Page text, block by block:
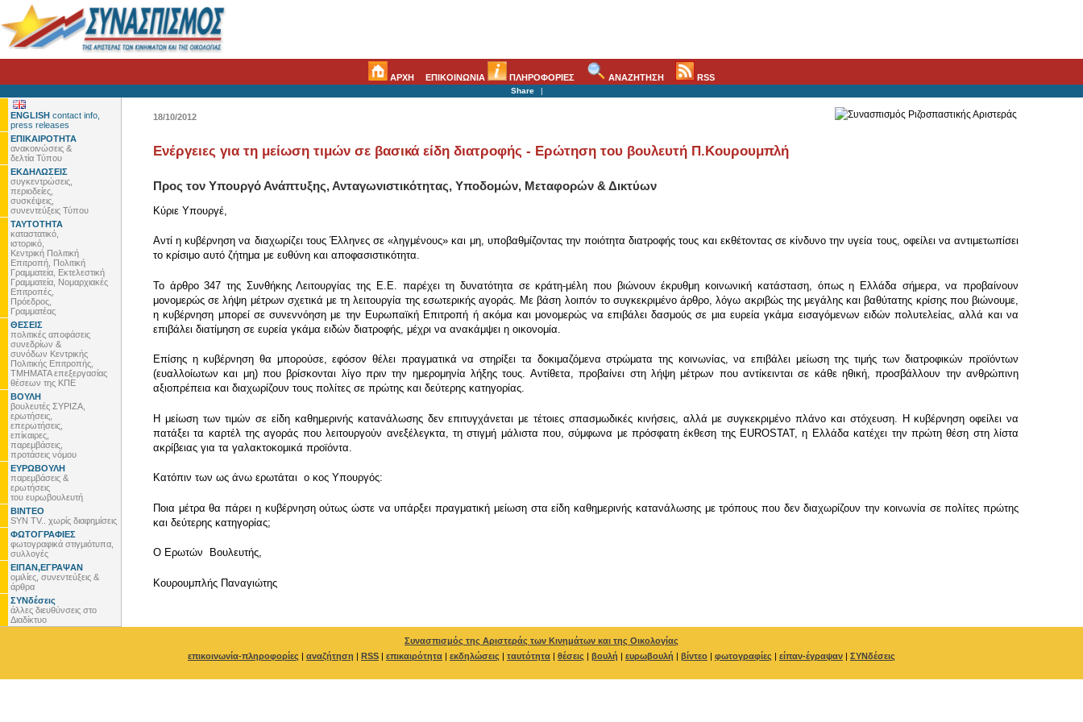
ΑΡΧΗ ΕΠΙΚΟΙΝΩΝΙΑ ΠΛΗΡΟΦΟΡΙΕΣ ΑΝΑΖΗΤΗΣΗ RSS
Share |
ENGLISH contact info,
press releases
ΕΠΙΚΑΙΡΟΤΗΤΑ
ανακοινώσεις &
δελτία Τύπου
ΕΚΔΗΛΩΣΕΙΣ
συγκεντρώσεις,
περιοδείες,
συσκέψεις,
συνεντεύξεις Τύπου
ΤΑΥΤΟΤΗΤΑ
καταστατικό,
ιστορικό,
Κεντρική Πολιτική
Επιτροπή, Πολιτική
Γραμματεία, Εκτελεστική
Γραμματεία, Νομαρχιακές
Επιτροπές,
Πρόεδρος,
Γραμματέας
ΘΕΣΕΙΣ
πολιτικές αποφάσεις
συνεδρίων &
συνόδων Κεντρικής
Πολιτικής Επιτροπής,
ΤΜΗΜΑΤΑ επεξεργασίας
θέσεων της ΚΠΕ
ΒΟΥΛΗ
βουλευτές ΣΥΡΙΖΑ,
ερωτήσεις,
επερωτήσεις,
επίκαιρες,
παρεμβάσεις,
προτάσεις νόμου
ΕΥΡΩΒΟΥΛΗ
παρεμβάσεις &
ερωτήσεις
του ευρωβουλευτή
ΒΙΝΤΕΟ
SYN TV.. χωρίς διαφημίσεις
ΦΩΤΟΓΡΑΦΙΕΣ
φωτογραφικά στιγμιότυπα,
συλλογές
ΕΙΠΑΝ,ΕΓΡΑΨΑΝ
ομιλίες, συνεντεύξεις &
άρθρα
ΣΥΝδέσεις
άλλες διευθύνσεις στο
Διαδίκτυο
18/10/2012
Ενέργειες για τη μείωση τιμών σε βασικά είδη διατροφής - Ερώτηση του βουλευτή Π.Κουρουμπλή
Προς τον Υπουργό Ανάπτυξης, Ανταγωνιστικότητας, Υποδομών, Μεταφορών & Δικτύων
Κύριε Υπουργέ,
Αντί η κυβέρνηση να διαχωρίζει τους Έλληνες σε «ληγμένους» και μη, υποβαθμίζοντας την ποιότητα διατροφής τους και εκθέτοντας σε κίνδυνο την υγεία τους, οφείλει να αντιμετωπίσει
το κρίσιμο αυτό ζήτημα με ευθύνη και αποφασιστικότητα.
Το άρθρο 347 της Συνθήκης Λειτουργίας της Ε.Ε. παρέχει τη δυνατότητα σε κράτη-μέλη που βιώνουν έκρυθμη κοινωνική κατάσταση, όπως η Ελλάδα σήμερα, να προβαίνουν
μονομερώς σε λήψη μέτρων σχετικά με τη λειτουργία της εσωτερικής αγοράς. Με βάση λοιπόν το συγκεκριμένο άρθρο, λόγω ακριβώς της μεγάλης και βαθύτατης κρίσης που βιώνουμε,
η κυβέρνηση μπορεί σε συνεννόηση με την Ευρωπαϊκή Επιτροπή ή ακόμα και μονομερώς να επιβάλει δασμούς σε μια ευρεία γκάμα εισαγόμενων ειδών πολυτελείας, αλλά και να
επιβάλει διατίμηση σε ευρεία γκάμα ειδών διατροφής, μέχρι να ανακάμψει η οικονομία.
Επίσης η κυβέρνηση θα μπορούσε, εφόσον θέλει πραγματικά να στηρίξει τα δοκιμαζόμενα στρώματα της κοινωνίας, να επιβάλει μείωση της τιμής των διατροφικών προϊόντων
(ευαλλοίωτων και μη) που βρίσκονται λίγο πριν την ημερομηνία λήξης τους. Αντίθετα, προβαίνει στη λήψη μέτρων που αντίκεινται σε κάθε ηθική, προσβάλλουν την ανθρώπινη
αξιοπρέπεια και διαχωρίζουν τους πολίτες σε πρώτης και δεύτερης κατηγορίας.
Η μείωση των τιμών σε είδη καθημερινής κατανάλωσης δεν επιτυγχάνεται με τέτοιες σπασμωδικές κινήσεις, αλλά με συγκεκριμένο πλάνο και στόχευση. Η κυβέρνηση οφείλει να
πατάξει τα καρτέλ της αγοράς που λειτουργούν ανεξέλεγκτα, τη στιγμή μάλιστα που, σύμφωνα με πρόσφατη έκθεση της EUROSTAT, η Ελλάδα κατέχει την πρώτη θέση στη λίστα
ακρίβειας για τα γαλακτοκομικά προϊόντα.
Κατόπιν των ως άνω ερωτάται ο κος Υπουργός:
Ποια μέτρα θα πάρει η κυβέρνηση ούτως ώστε να υπάρξει πραγματική μείωση στα είδη καθημερινής κατανάλωσης με τρόπους που δεν διαχωρίζουν την κοινωνία σε πολίτες πρώτης
και δεύτερης κατηγορίας;
Ο Eρωτών Βουλευτής,
Κουρουμπλής Παναγιώτης
Συνασπισμός της Αριστεράς των Κινημάτων και της Οικολογίας
επικοινωνία-πληροφορίες | αναζήτηση | RSS | επικαιρότητα | εκδηλώσεις | ταυτότητα | θέσεις | βουλή | ευρωβουλή | βίντεο | φωτογραφίες | είπαν-έγραψαν | ΣΥΝδέσεις